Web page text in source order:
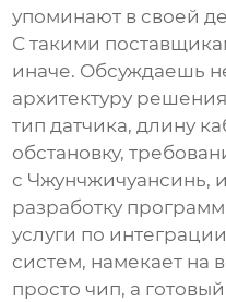
упоминают в своей
С такими
иначе. Обсуждаешь
архитектуру
тип датчика, длину
обстановку,
с Чжунчжичуансинь,
разработку
услуги по
систем, намекает на
просто чип, а